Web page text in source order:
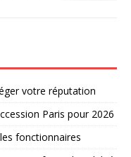
votre réputation
Paris pour 2026
fonctionnaires